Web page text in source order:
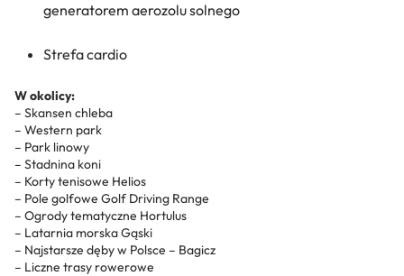
generatorem aerozolu solnego
Strefa cardio
W okolicy:
– Skansen chleba
– Western park
– Park linowy
– Stadnina koni
– Korty tenisowe Helios
– Pole golfowe Golf Driving Range
– Ogrody tematyczne Hortulus
– Latarnia morska Gąski
– Najstarsze dęby w Polsce – Bagicz
– Liczne trasy rowerowe